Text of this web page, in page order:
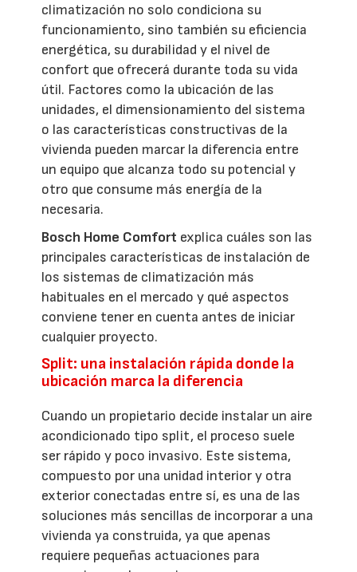
climatización no solo condiciona su
funcionamiento, sino también su eficiencia
energética, su durabilidad y el nivel de
confort que ofrecerá durante toda su vida
útil. Factores como la ubicación de las
unidades, el dimensionamiento del sistema
o las características constructivas de la
vivienda pueden marcar la diferencia entre
un equipo que alcanza todo su potencial y
otro que consume más energía de la
necesaria.
Bosch Home Comfort explica cuáles son las
principales características de instalación de
los sistemas de climatización más
habituales en el mercado y qué aspectos
conviene tener en cuenta antes de iniciar
cualquier proyecto.
Split: una instalación rápida donde la
ubicación marca la diferencia
Cuando un propietario decide instalar un aire
acondicionado tipo split, el proceso suele
ser rápido y poco invasivo. Este sistema,
compuesto por una unidad interior y otra
exterior conectadas entre sí, es una de las
soluciones más sencillas de incorporar a una
vivienda ya construida, ya que apenas
requiere pequeñas actuaciones para